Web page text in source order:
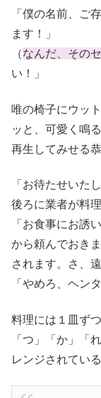
「僕の名前、ご
ます！」
（なんだ、その
い！」
唯の椅子にウッ
ッと、可愛く鳴
再生してみせる恭
「お待たせいた
後ろに業者が料
「お食事にお誘
から頼んでおき
されます。さ、
「やめろ、ヘン
料理には１皿ず
「つ」「か」「
レンジされている